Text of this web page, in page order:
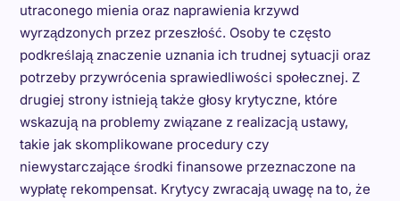
utraconego mienia oraz naprawienia krzywd
wyrządzonych przez przeszłość. Osoby te często
podkreślają znaczenie uznania ich trudnej sytuacji oraz
potrzeby przywrócenia sprawiedliwości społecznej. Z
drugiej strony istnieją także głosy krytyczne, które
wskazują na problemy związane z realizacją ustawy,
takie jak skomplikowane procedury czy
niewystarczające środki finansowe przeznaczone na
wypłatę rekompensat. Krytycy zwracają uwagę na to, że